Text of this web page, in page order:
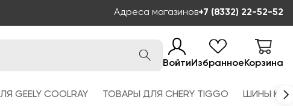
Адреса магазинов+7 (8332) 22-52-52
ВойтиИзбранноеКорзина
GEELY COOLRAY ТОВАРЫ ДЛЯ CHERY TIGGO ШИНЫ